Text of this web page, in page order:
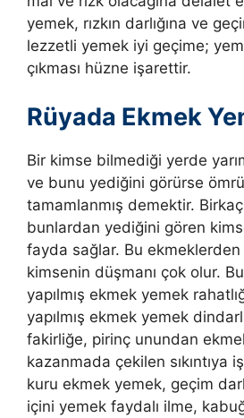
yemek, rızkın darlığına ve
lezzetli yemek iyi geçime;
çıkması hüzne işarettir.
Rüyada Ekmek
Bir kimse bilmediği yerde
ve bunu yediğini görürse
tamamlanmış demektir. Birkaç
bunlardan yediğini gören
fayda sağlar. Bu ekmeklerden
kimsenin düşmanı çok olur.
yapılmış ekmek yemek
yapılmış ekmek yemek
fakirliğe, pirinç unundan
kazanmada çekilen sıkıntıya
kuru ekmek yemek, geçim
içini yemek faydalı ilme,